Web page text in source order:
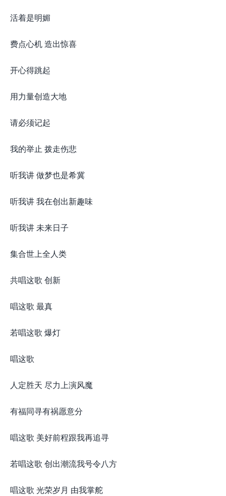
活着是明媚
费点心机 造出惊喜
开心得跳起
用力量创造大地
请必须记起
我的举止 拨走伤悲
听我讲 做梦也是希冀
听我讲 我在创出新趣味
听我讲 未来日子
集合世上全人类
共唱这歌 创新
唱这歌 最真
若唱这歌 爆灯
唱这歌
人定胜天 尽力上演风魔
有福同寻有祸愿意分
唱这歌 美好前程跟我再追寻
若唱这歌 创出潮流我号令八方
唱这歌 光荣岁月 由我掌舵